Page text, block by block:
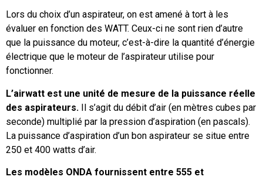
Lors du choix d’un aspirateur, on est amené à tort à les
évaluer en fonction des WATT. Ceux-ci ne sont rien d’autre
que la puissance du moteur, c’est-à-dire la quantité d’énergie
électrique que le moteur de l’aspirateur utilise pour
fonctionner.
L’airwatt est une unité de mesure de la puissance réelle
des aspirateurs. Il s’agit du débit d’air (en mètres cubes par
seconde) multiplié par la pression d’aspiration (en pascals).
La puissance d’aspiration d’un bon aspirateur se situe entre
250 et 400 watts d’air.
Les modèles ONDA fournissent entre 555 et